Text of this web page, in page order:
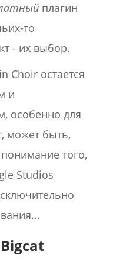
плагин
то
- их выбор.
Choir остается
и
особенно для
может быть,
того,
Studios